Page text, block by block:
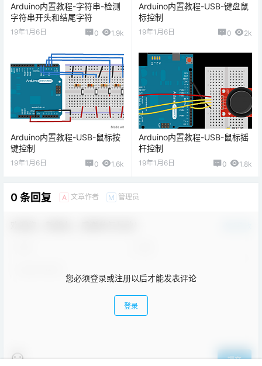
Arduino内置教程-字符串-检测
字符串开头和结尾字符
19年1月6日 0 1.9k
Arduino内置教程-USB-键盘鼠
标控制
19年1月6日 0 2k
Arduino内置教程-USB-鼠标按
键控制
19年1月6日 0 1.6k
Arduino内置教程-USB-鼠标摇
杆控制
19年1月6日 0 1.8k
0 条回复 A 文章作者 M 管理员
您必须登录或注册以后才能发表评论
登录
提交